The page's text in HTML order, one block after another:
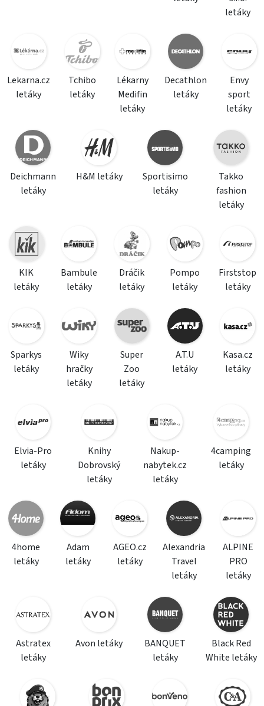
letáky
Lekarna.cz
letáky
Tchibo
letáky
Lékarny
Medifin
letáky
Decathlon
letáky
Envy
sport
letáky
Deichmann
letáky
H&M letáky
Sportisimo
letáky
Takko
fashion
letáky
KIK
letáky
Bambule
letáky
Dráčik
letáky
Pompo
letáky
Firststop
letáky
Sparkys
letáky
Wiky
hračky
letáky
Super
Zoo
letáky
A.T.U
letáky
Kasa.cz
letáky
Elvia-Pro
letáky
Knihy
Dobrovský
letáky
Nakup-
nabytek.cz
letáky
4camping
letáky
4home
letáky
Adam
letáky
AGEO.cz
letáky
Alexandria
Travel
letáky
ALPINE
PRO
letáky
Astratex
letáky
Avon letáky
BANQUET
letáky
Black Red
White letáky